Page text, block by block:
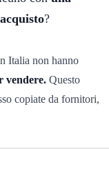
?
Italia non hanno
vendere. Questo
copiate da fornitori,